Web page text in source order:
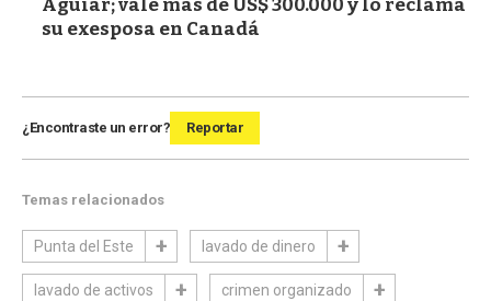
Aguiar; vale más de US$ 300.000 y lo reclama
su exesposa en Canadá
¿Encontraste un error? Reportar
Temas relacionados
Punta del Este lavado de dinero
lavado de activos crimen organizado